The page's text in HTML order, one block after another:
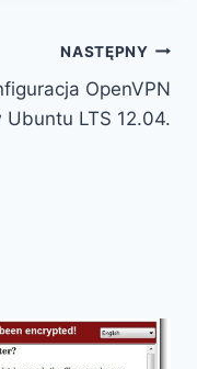
NASTĘPNY
OpenVPN
Ubuntu LTS 12.04.